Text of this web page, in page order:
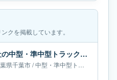
クを掲載しています。
関東誠和梱枹運輸株式会社の中型・準中型トラックドライバー求人｜千葉県千葉市｜月給56万-68万円
県千葉市/中型・準中型トラックドライバー